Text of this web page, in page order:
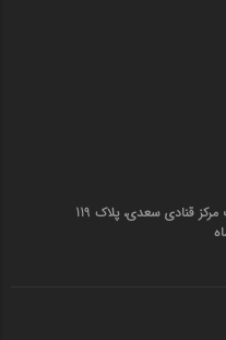
کرمانشاه خیابان سعدی ، جنب مرکز قنادی سعدی، پلاک 119